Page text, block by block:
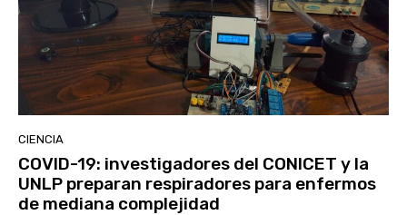
CIENCIA
COVID-19: investigadores del CONICET y la
UNLP preparan respiradores para enfermos
de mediana complejidad